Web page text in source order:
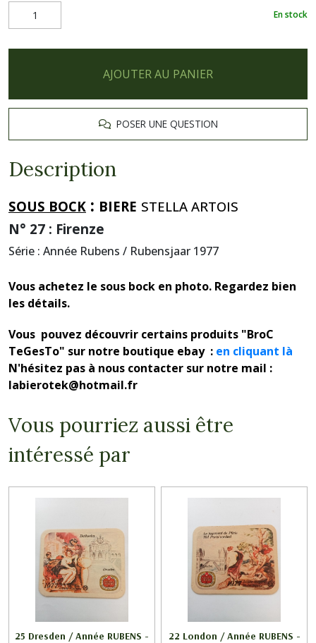
En stock
AJOUTER AU PANIER
POSER UNE QUESTION
Description
SOUS BOCK : BIERE STELLA ARTOIS
N° 27 : Firenze
Série : Année Rubens / Rubensjaar 1977
Vous achetez le sous bock en photo. Regardez bien
les détails.
Vous pouvez découvrir certains produits "BroC
TeGesTo" sur notre boutique ebay : en cliquant là
N'hésitez pas à nous contacter sur notre mail :
labierotek@hotmail.fr
Vous pourriez aussi être
intéressé par
25 Dresden / Année RUBENS -
22 London / Année RUBENS -